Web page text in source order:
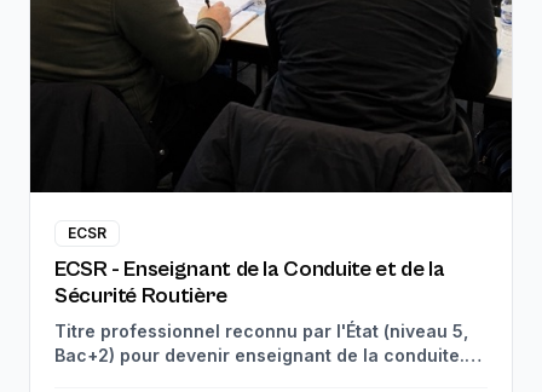
ECSR
ECSR - Enseignant de la Conduite et de la
Sécurité Routière
Titre professionnel reconnu par l'État (niveau 5,
Bac+2) pour devenir enseignant de la conduite.